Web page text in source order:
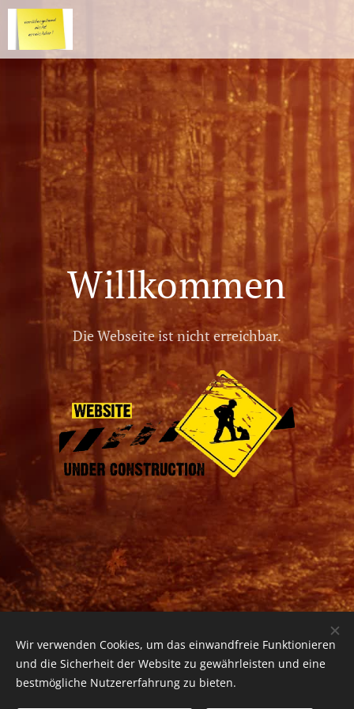
Willkommen
Die Webseite ist nicht erreichbar.
Wir verwenden Cookies, um das einwandfreie Funktionieren
und die Sicherheit der Website zu gewährleisten und eine
bestmögliche Nutzererfahrung zu bieten.